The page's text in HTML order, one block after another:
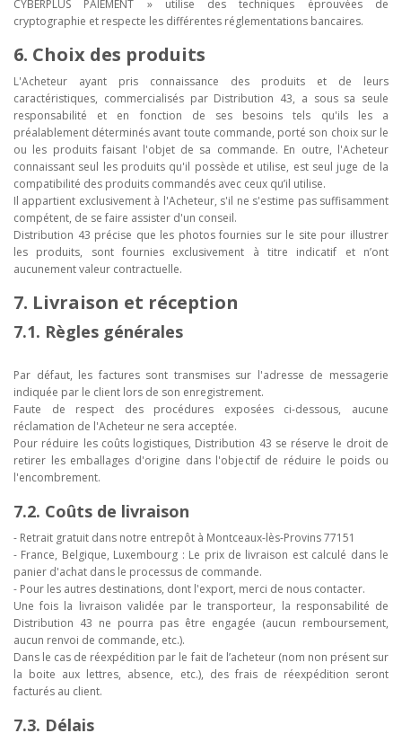
CYBERPLUS PAIEMENT » utilise des techniques éprouvées de
cryptographie et respecte les différentes réglementations bancaires.
6. Choix des produits
L'Acheteur ayant pris connaissance des produits et de leurs
caractéristiques, commercialisés par Distribution 43, a sous sa seule
responsabilité et en fonction de ses besoins tels qu'ils les a
préalablement déterminés avant toute commande, porté son choix sur le
ou les produits faisant l'objet de sa commande. En outre, l'Acheteur
connaissant seul les produits qu'il possède et utilise, est seul juge de la
compatibilité des produits commandés avec ceux qu’il utilise.
Il appartient exclusivement à l'Acheteur, s'il ne s'estime pas suffisamment
compétent, de se faire assister d'un conseil.
Distribution 43 précise que les photos fournies sur le site pour illustrer
les produits, sont fournies exclusivement à titre indicatif et n’ont
aucunement valeur contractuelle.
7. Livraison et réception
7.1. Règles générales
Par défaut, les factures sont transmises sur l'adresse de messagerie
indiquée par le client lors de son enregistrement.
Faute de respect des procédures exposées ci-dessous, aucune
réclamation de l'Acheteur ne sera acceptée.
Pour réduire les coûts logistiques, Distribution 43 se réserve le droit de
retirer les emballages d'origine dans l'objectif de réduire le poids ou
l'encombrement.
7.2. Coûts de livraison
- Retrait gratuit dans notre entrepôt à Montceaux-lès-Provins 77151
- France, Belgique, Luxembourg : Le prix de livraison est calculé dans le
panier d'achat dans le processus de commande.
- Pour les autres destinations, dont l'export, merci de nous contacter.
Une fois la livraison validée par le transporteur, la responsabilité de
Distribution 43 ne pourra pas être engagée (aucun remboursement,
aucun renvoi de commande, etc.).
Dans le cas de réexpédition par le fait de l’acheteur (nom non présent sur
la boite aux lettres, absence, etc.), des frais de réexpédition seront
facturés au client.
7.3. Délais